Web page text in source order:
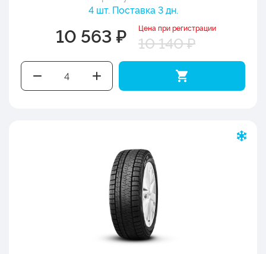
4 шт. Поставка 3 дн.
10 563 ₽ Цена при регистрации
10 140 ₽